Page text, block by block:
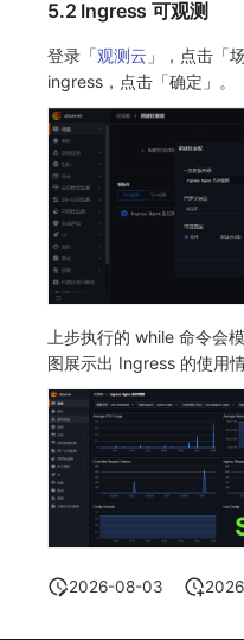
5.2 Ingress 可观测
登录「观测云 」，点击「
ingress，点击「确定」。
上步执行的 while 命令会
图展示出 Ingress 的使用情
2026-08-03